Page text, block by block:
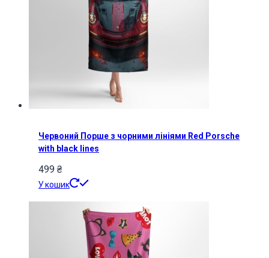
Червоний Порше з чорними лініями Red Porsche
with black lines
499 ₴
У кошик